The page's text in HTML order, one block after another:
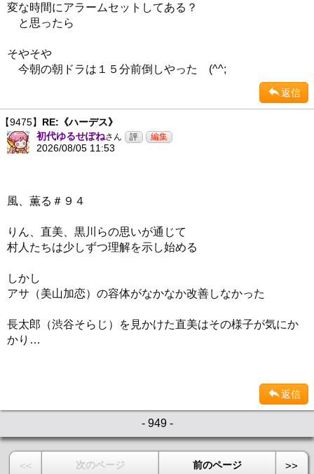
変な時間にアラームセットしてある？
と思ったら
そやそや
今朝の朝ドラは１５分前倒しやった (^^;
返信
【9475】 RE:《ハーデス》
初代ゆるせぽねさん
2026/08/05 11:53
風、薫る＃９４
りん、直美、黒川らの思いが通じて
村人たちは少しずつ理解を示し始める
しかし
アサ（美山加恋）の容体がなかなか改善しなかった
長太郎（渋谷そらじ）を見かけた直美はその様子が気にか
かり…
返信
- 949 -
<< 次のページ 前のページ >>